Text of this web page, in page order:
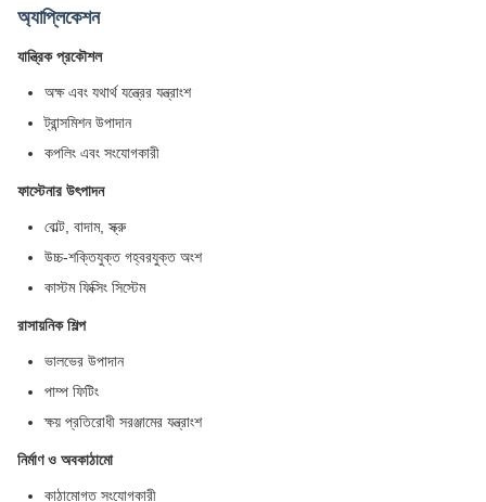
অ্যাপ্লিকেশন
যান্ত্রিক প্রকৌশল
অক্ষ এবং যথার্থ যন্ত্রের যন্ত্রাংশ
ট্রান্সমিশন উপাদান
কপলিং এবং সংযোগকারী
ফাস্টেনার উৎপাদন
বোল্ট, বাদাম, স্ক্রু
উচ্চ-শক্তিযুক্ত গহ্বরযুক্ত অংশ
কাস্টম ফিক্সিং সিস্টেম
রাসায়নিক শিল্প
ভালভের উপাদান
পাম্প ফিটিং
ক্ষয় প্রতিরোধী সরঞ্জামের যন্ত্রাংশ
নির্মাণ ও অবকাঠামো
কাঠামোগত সংযোগকারী